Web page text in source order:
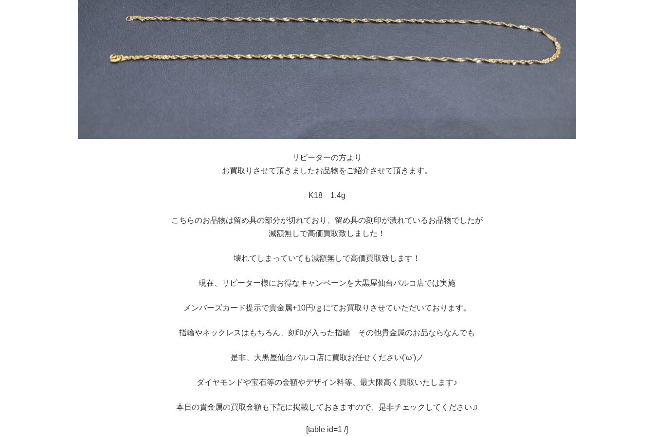
リピーターの方より
お買取りさせて頂きましたお品物をご紹介させて頂きます。
K18 1.4g
こちらのお品物は留め具の部分が切れており、留め具の刻印が潰れているお品物でしたが
減額無しで高価買取致しました！
壊れてしまっていても減額無しで高価買取致します！
現在、リピーター様にお得なキャンペーンを大黒屋仙台パルコ店では実施
メンバーズカード提示で貴金属+10円/ｇにてお買取りさせていただいております。
指輪やネックレスはもちろん、刻印が入った指輪 その他貴金属のお品ならなんでも
是非、大黒屋仙台パルコ店に買取お任せください('ω')ノ
ダイヤモンドや宝石等の金額やデザイン料等、最大限高く買取いたします♪
本日の貴金属の買取金額も下記に掲載しておきますので、是非チェックしてください♫
[table id=1 /]